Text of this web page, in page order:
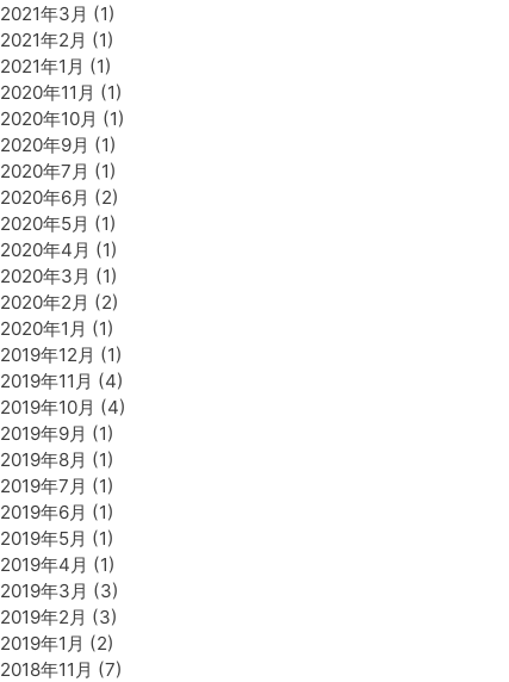
2021年3月 (1)
2021年2月 (1)
2021年1月 (1)
2020年11月 (1)
2020年10月 (1)
2020年9月 (1)
2020年7月 (1)
2020年6月 (2)
2020年5月 (1)
2020年4月 (1)
2020年3月 (1)
2020年2月 (2)
2020年1月 (1)
2019年12月 (1)
2019年11月 (4)
2019年10月 (4)
2019年9月 (1)
2019年8月 (1)
2019年7月 (1)
2019年6月 (1)
2019年5月 (1)
2019年4月 (1)
2019年3月 (3)
2019年2月 (3)
2019年1月 (2)
2018年11月 (7)